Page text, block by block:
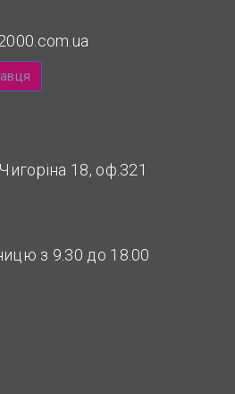
18, оф.321
з 9.30 до 18.00